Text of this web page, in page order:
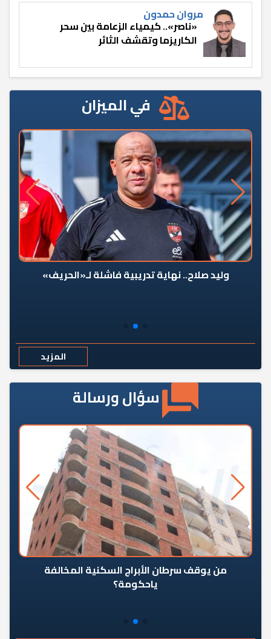
مروان حمدون
«ناصر».. كيمياء الزعامة بين سحر
الكاريزما وتقشف الثائر
في الميزان
وليد صلاح.. نهاية تدريبية فاشلة لـ«الحريف»
المزيد
سؤال ورسالة
من يوقف سرطان الأبراج السكنية المخالفة
ياحكومة؟